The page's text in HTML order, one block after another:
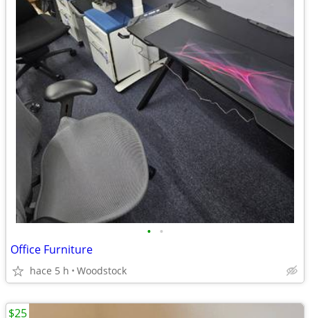
• •
Office Furniture
hace 5 h Woodstock
$25